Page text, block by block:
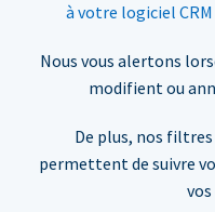
à votre logiciel
Nous vous alertons
modifient ou
De plus, nos filtres
permettent de suivre